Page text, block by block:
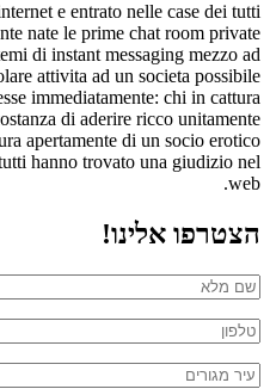
e entrato nelle case dei tutti
nate le prime chat room private
di instant messaging mezzo ad
attivita ad un societa possibile
immediatamente: chi in cattura
di aderire ricco unitamente
apertamente di un socio erotico
hanno trovato una giudizio nel
web.
הצטרפו אלינו!